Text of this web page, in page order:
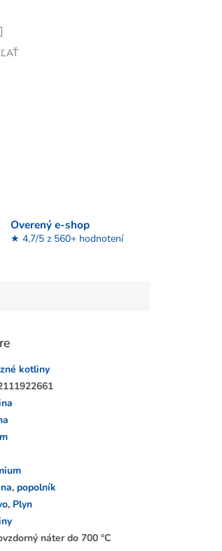
Overený e-shop
★ 4,7/5 z 560+ hodnotení
kotliny
,popolník
, Plyn
náter do 700 °C